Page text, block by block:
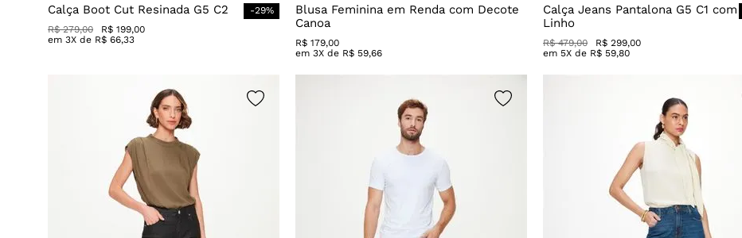
Calça Boot Cut Resinada G5 C2 -29%
R$ 279,00 R$ 199,00
em 3X de R$ 66,33
Blusa Feminina em Renda com Decote
Canoa
R$ 179,00
em 3X de R$ 59,66
Calça Jeans Pantalona G5 C1 com
Linho
R$ 479,00 R$ 299,00
em 5X de R$ 59,80